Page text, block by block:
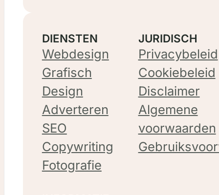
DIENSTEN
Webdesign
Grafisch
Design
Adverteren
SEO
Copywriting
Fotografie
JURIDISCH
Privacybeleid
Cookiebeleid
Disclaimer
Algemene
voorwaarden